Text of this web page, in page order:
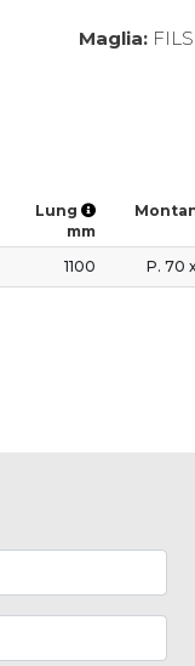
Maglia: FILS
Lung
mm
1100 P. 70